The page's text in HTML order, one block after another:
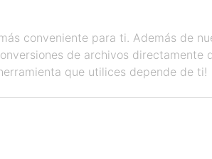
conveniente para ti. Además de
de archivos directamente
que utilices depende de ti!